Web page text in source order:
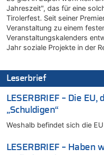
Leipzig, Mechernich und
Drohnen mit Strengstoff?
08.08.2026 - 20:20 von
Leipzig, Mechernich und
Drohnen mit Strengstoff?
Zwölf Jahre nach
08.08.2026 - 20:17 von
Leipzig, Mechernich und
Drohnen mit Strengstoff?
08.08.2026 - 20:16 von Dax
Wasserstand des Rheins in
Zweite Hitzewelle in
Jahreszeit", das für eine
Tirolerfest. Seit seiner
Veranstaltung zu einem
Veranstaltungskalenders
Jahr soziale Projekte in der
Leserbrief
LESERBRIEF – Die
„Schuldigen“
Weshalb befindet sich die
LESERBRIEF – Haben